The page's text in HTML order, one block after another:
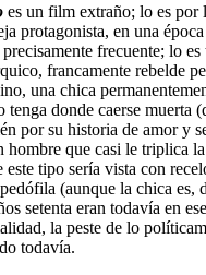
es un film extraño; lo es por
protagonista, en una
frecuente; lo
francamente rebelde
una chica
tenga donde caerse muerta
por su historia de amor y
hombre que casi le triplica
tipo sería vista con
(aunque la chica es,
setenta eran todavía en
la peste de lo
todavía.